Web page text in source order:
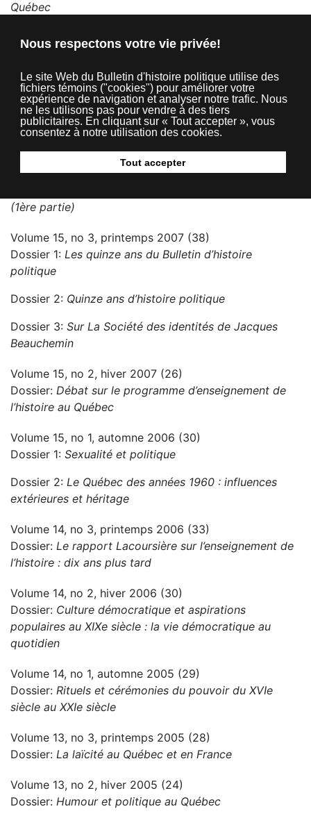
Nous respectons votre vie privée!
Le site Web du Bulletin d'histoire politique utilise des
fichiers témoins ("cookies") pour améliorer votre
expérience de navigation et analyser notre trafic. Nous
ne les utilisons pas pour vendre à des tiers
publicitaires. En cliquant sur « Tout accepter », vous
consentez à notre utilisation des cookies.
Tout accepter
Québec
Volume 16, no 2, hiver 2008 (33)
Les mouvements étudiants des années 1960
Dossier 2:La Deuxième Guerre mondiale à l’étude (2e
partie)
Volume 16, no 1, automne 2007 (32)
cinquante ans de débats sur le déséquilibre fiscal
(1ère partie)
Volume 15, no 3, printemps 2007 (38)
Dossier 1: Les quinze ans du Bulletin d’histoire
politique
Dossier 2: Quinze ans d’histoire politique
Dossier 3: Sur La Société des identités de Jacques
Beauchemin
Volume 15, no 2, hiver 2007 (26)
Dossier: Débat sur le programme d’enseignement de
l’histoire au Québec
Volume 15, no 1, automne 2006 (30)
Dossier 1: Sexualité et politique
Dossier 2: Le Québec des années 1960 : influences
extérieures et héritage
Volume 14, no 3, printemps 2006 (33)
Dossier: Le rapport Lacoursière sur l’enseignement de
l’histoire : dix ans plus tard
Volume 14, no 2, hiver 2006 (30)
Dossier: Culture démocratique et aspirations
populaires au XIXe siècle : la vie démocratique au
quotidien
Volume 14, no 1, automne 2005 (29)
Dossier: Rituels et cérémonies du pouvoir du XVIe
siècle au XXIe siècle
Volume 13, no 3, printemps 2005 (28)
Dossier: La laïcité au Québec et en France
Volume 13, no 2, hiver 2005 (24)
Dossier: Humour et politique au Québec